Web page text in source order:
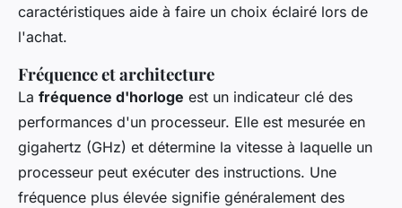
caractéristiques aide à faire un choix éclairé lors de
l'achat.
Fréquence et architecture
La fréquence d'horloge est un indicateur clé des
performances d'un processeur. Elle est mesurée en
gigahertz (GHz) et détermine la vitesse à laquelle un
processeur peut exécuter des instructions. Une
fréquence plus élevée signifie généralement des